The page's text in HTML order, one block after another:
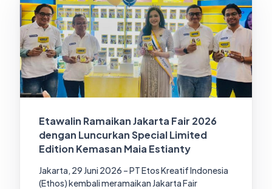
Etawalin Ramaikan Jakarta Fair 2026
dengan Luncurkan Special Limited
Edition Kemasan Maia Estianty
Jakarta, 29 Juni 2026 – PT Etos Kreatif Indonesia
(Ethos) kembali meramaikan Jakarta Fair